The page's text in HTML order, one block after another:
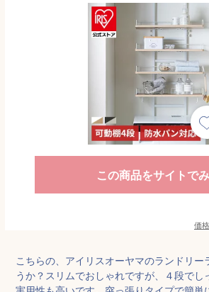
この商品をサイトで
価
こちらの、アイリスオーヤマのランドリー
うか？スリムでおしゃれですが、４段でし